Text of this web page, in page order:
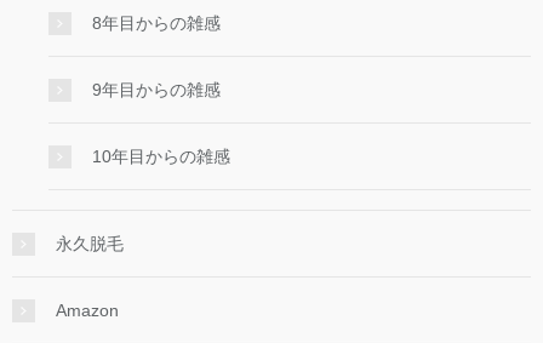
8年目からの雑感
9年目からの雑感
10年目からの雑感
永久脱毛
Amazon